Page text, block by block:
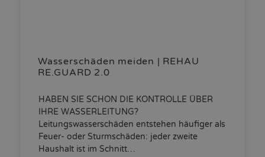
Wasserschäden meiden | REHAU
RE.GUARD 2.0
HABEN SIE SCHON DIE KONTROLLE ÜBER
IHRE WASSERLEITUNG?
Leitungswasserschäden entstehen häufiger als
Feuer- oder Sturmschäden: jeder zweite
Haushalt ist im Schnitt…